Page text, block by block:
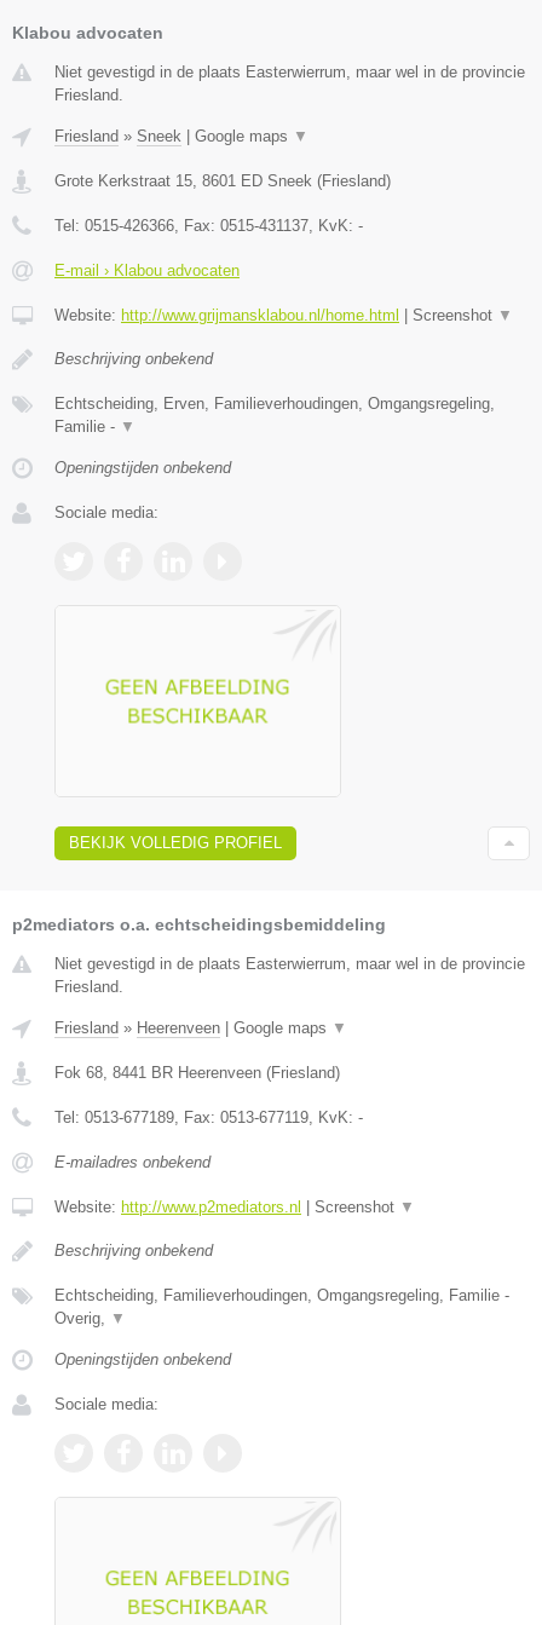
Klabou advocaten
Niet gevestigd in de plaats Easterwierrum, maar wel in de provincie
Friesland.
Friesland » Sneek Google maps ▼
Grote Kerkstraat 15 8601 ED Sneek (Friesland)
Tel: 0515-426366 , Fax: 0515-431137 , KvK: -
E-mail › Klabou advocaten
Website: http://www.grijmansklabou.nl/home.html Screenshot ▼
Beschrijving onbekend
Echtscheiding, Erven, Familieverhoudingen, Omgangsregeling,
Familie - ▼
Openingstijden onbekend
Sociale media:
BEKIJK VOLLEDIG PROFIEL
p2mediators o.a. echtscheidingsbemiddeling
Niet gevestigd in de plaats Easterwierrum, maar wel in de provincie
Friesland.
Friesland » Heerenveen | Google maps ▼
Fok 68 8441 BR Heerenveen (Friesland)
Tel: 0513-677189 , Fax: 0513-677119 , KvK: -
E-mailadres onbekend
Website: http://www.p2mediators.nl | Screenshot ▼
Beschrijving onbekend
Echtscheiding, Familieverhoudingen, Omgangsregeling, Familie -
Overig,
▼
Openingstijden onbekend
Sociale media: